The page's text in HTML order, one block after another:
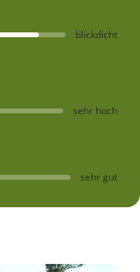
blickdicht
sehr hoch
sehr gut